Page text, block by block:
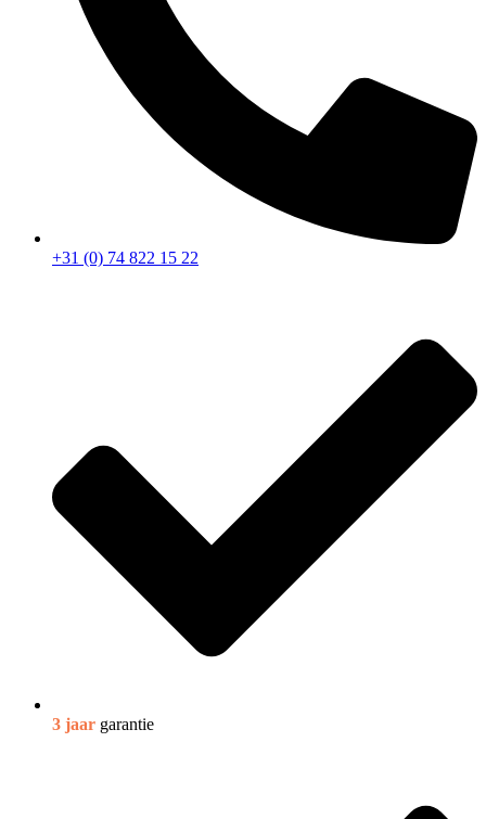
+31 (0) 74 822 15 22
3 jaar garantie